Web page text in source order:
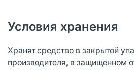
Условия хранения
Хранят средство в закрытой
производителя, в защищенном